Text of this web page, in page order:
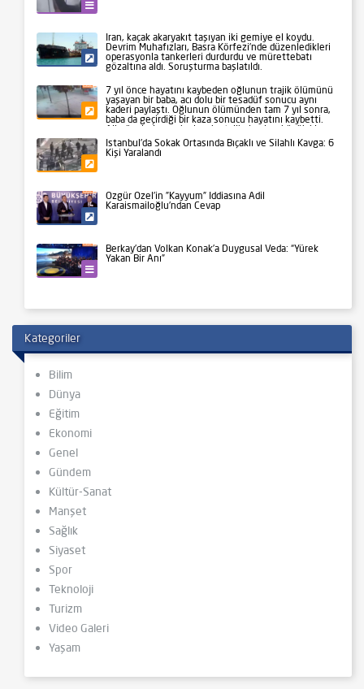
Siyaset
İran, kaçak akaryakıt taşıyan iki gemiye el koydu.
Devrim Muhafızları, Basra Körfezi’nde düzenledikleri
operasyonla tankerleri durdurdu ve mürettebatı
gözaltına aldı. Soruşturma başlatıldı.
Gündem
7 yıl önce hayatını kaybeden oğlunun trajik ölümünü
yaşayan bir baba, acı dolu bir tesadüf sonucu aynı
kaderi paylaştı. Oğlunun ölümünden tam 7 yıl sonra,
baba da geçirdiği bir kaza sonucu hayatını kaybetti.
Aile üyeleri ve yakınları, bu talihsiz olayı büyük bir
üzüntüyle karşıladı.
İstanbul’da Sokak Ortasında Bıçaklı ve Silahlı Kavga: 6
Kişi Yaralandı
Özgür Özel’in ”Kayyum” İddiasına Adil
Karaismailoğlu’ndan Cevap
Berkay’dan Volkan Konak’a Duygusal Veda: “Yürek
Yakan Bir Anı”
Kategoriler
Bilim
Dünya
Eğitim
Ekonomi
Genel
Gündem
Kültür-Sanat
Manşet
Sağlık
Siyaset
Spor
Teknoloji
Turizm
Video Galeri
Yaşam